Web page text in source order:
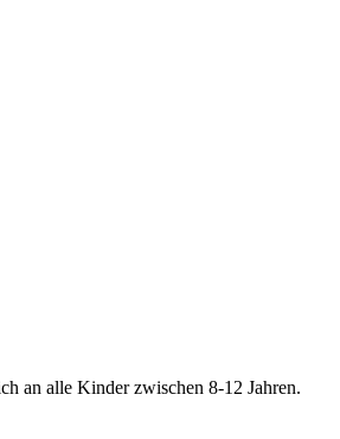
an alle Kinder zwischen 8-12 Jahren.